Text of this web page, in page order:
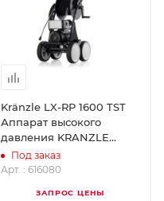
Kränzle LX-RP 1600 TST
Аппарат высокого
давления KRANZLE
616080
Под заказ
Арт. : 616080
ЗАПРОС ЦЕНЫ